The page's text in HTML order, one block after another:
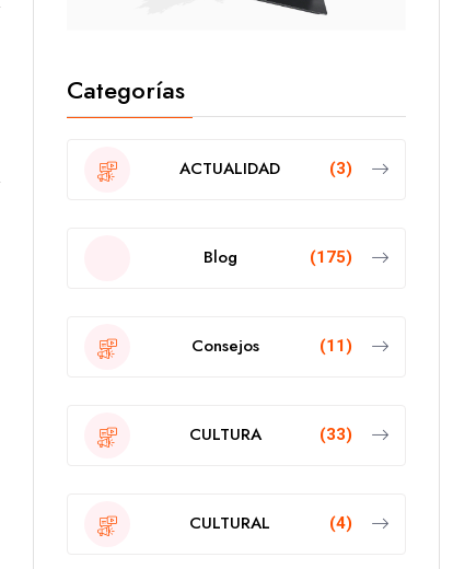
Categorías
ACTUALIDAD (3)
Blog (175)
Consejos (11)
CULTURA (33)
CULTURAL (4)